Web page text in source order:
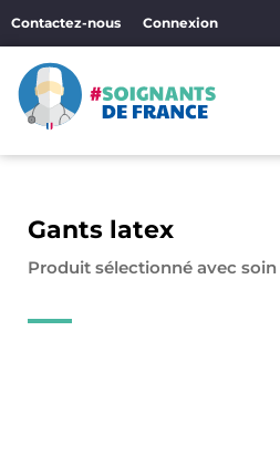
contenu
Contactez-nous Connexion
Gants latex
Produit sélectionné avec